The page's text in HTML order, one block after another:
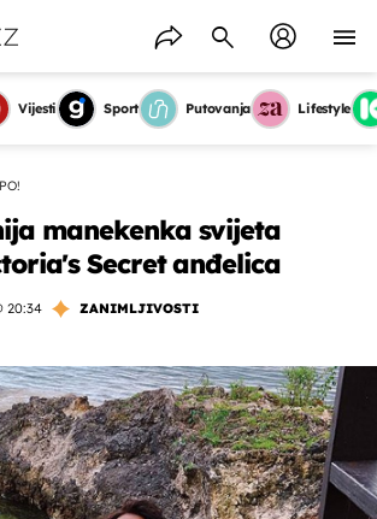
Vijesti Sport Putovanja Lifestyle
manekenka svijeta
Secret anđelica
20:34
ZANIMLJIVOSTI
OBAVIJESTI